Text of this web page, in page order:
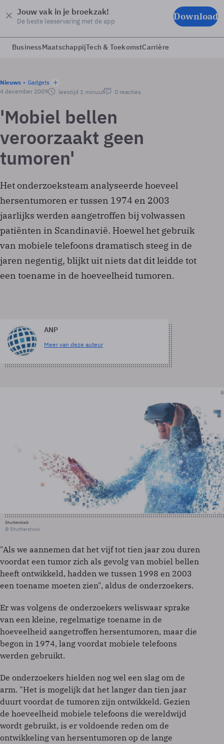
Jouw vak in je broekzak!
De beste leeservaring met de app Download
BusinessMaatschappijTech & ToekomstCarrière
Nieuws
Gadgets
4 december 2009
leestijd 1 minuut 0 reacties
'Mobiel bellen
veroorzaakt geen
tumoren'
Het onderzoeksteam analyseerde hoeveel
hersentumoren er tussen 1974 en 2003
jaarlijks werden aangetroffen bij volwassen
patiënten in Scandinavië. Hoewel het gebruik
van mobiele telefoons dramatisch steeg in de
jaren negentig, blijkt uit niets dat dit leidde tot
een toename in de hoeveelheid tumoren.
ANP
Meer van deze auteur
Shutterstock
© Shutterstock
"Als we aannemen dat het vijf tot tien jaar zou duren
voordat een tumor zich als gevolg van mobiel bellen
heeft ontwikkeld, hadden we tussen 1998 en 2003
een toename moeten zien", aldus de onderzoekers.
Er was volgens de onderzoekers weliswaar sprake
van een kleine, regelmatige toename in de
hoeveelheid aangetroffen hersentumoren, maar die
begon in 1974, lang voordat mobiele telefoons
werden gebruikt.
De onderzoekers hielden nog wel een slag om de
arm. "Het is mogelijk dat het langer dan tien jaar
duurt voordat de tumoren zijn ontwikkeld. Gezien
de hoeveelheid mobiele telefoons die wereldwijd
wordt gebruikt, is er voldoende reden om de
ontwikkeling van hersentumoren op de lange